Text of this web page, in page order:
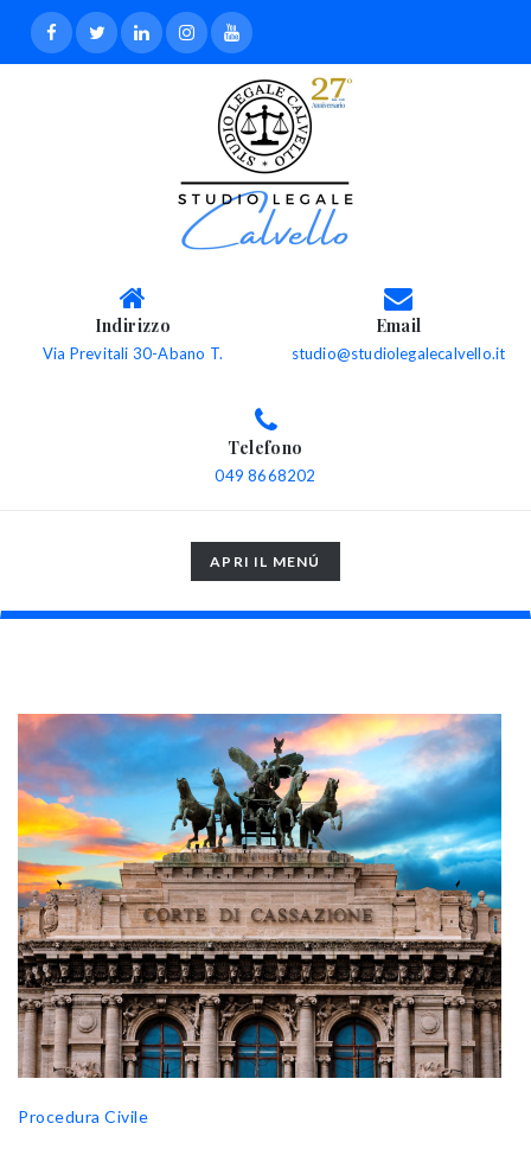
Indirizzo
Via Previtali 30-Abano T.
Email
studio@studiolegalecalvello.it
Telefono
049 8668202
TOGGLE
NAVIGATION
APRI IL MENÚ
Procedura Civile